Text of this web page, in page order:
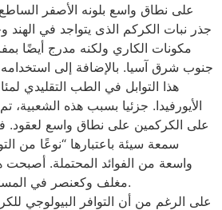
على نطاق واسع بلونه الأصفر
جذر نبات الكركم الذى يتواجد في
مكونات الكاري ولكنه مدرج أيضًا
جنوب شرق آسيا. بالإضافة إلى
هذا التوابل في الطب التقليدي
الأيورفيدا. جزئيا بسبب هذه الشعبية،
على الكركمين على نطاق واسع لعقود.
سمعة سيئة باعتبارها “نوعًا من
واسعة من الفوائد المحتملة.
مغلف وكعنصر في المستحضرات وكريمات الوجه.
على الرغم من أن التوافر البيولوجي